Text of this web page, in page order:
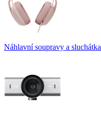
Náhlavní soupravy a sluchátka